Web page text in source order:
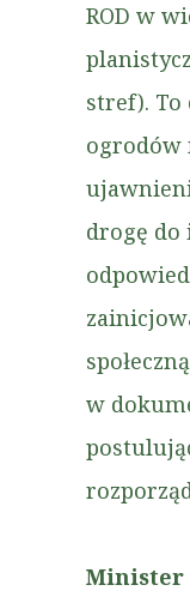
ROD w
stref). To
ogrodów
drogę
w
Minister